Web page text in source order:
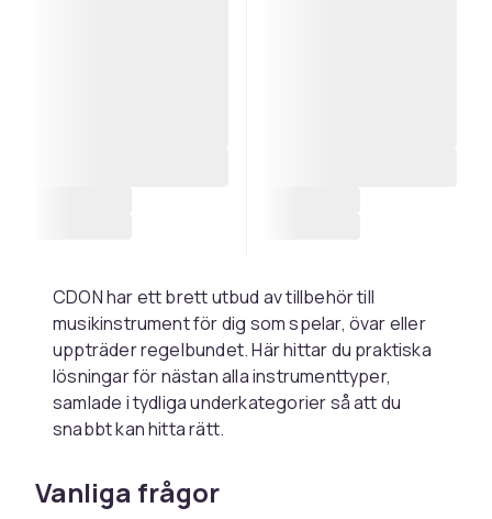
CDON har ett brett utbud av tillbehör till
musikinstrument för dig som spelar, övar eller
uppträder regelbundet. Här hittar du praktiska
lösningar för nästan alla instrumenttyper,
samlade i tydliga underkategorier så att du
snabbt kan hitta rätt.
stränginstrument finns
Vanliga frågor